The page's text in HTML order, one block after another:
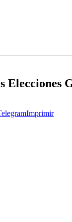
Elecciones
Imprimir